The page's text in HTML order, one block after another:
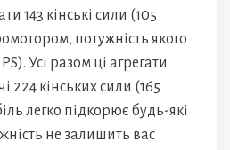
143 кінські сили (105
потужність якого
Усі разом ці агрегати
224 кінських сили (165
легко підкорює будь-які
не залишить вас